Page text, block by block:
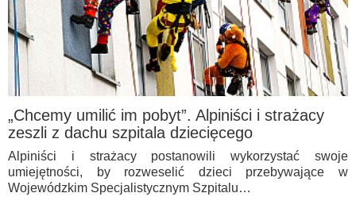
„Chcemy umilić im pobyt”. Alpiniści i strażacy
zeszli z dachu szpitala dziecięcego
Alpiniści i strażacy postanowili wykorzystać swoje
umiejętności, by rozweselić dzieci przebywające w
Wojewódzkim Specjalistycznym Szpitalu…